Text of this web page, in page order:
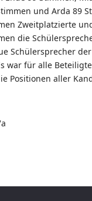
und Arda 89
Zweitplatzierte
die
Schülersprecher
war für alle
Positionen aller